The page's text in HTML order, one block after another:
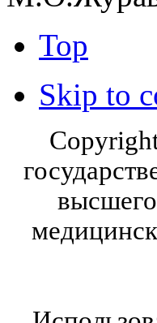
Top
Skip to